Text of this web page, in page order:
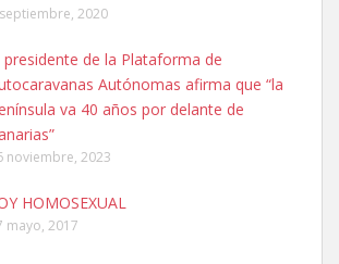
una ninfa papillera, asustada tiene miedo a la
la zon...
Canaria
6.7.2025
2020
presidente de la Plataforma de
Autónomas afirma que “la
va 40 años por delante de
noviembre, 2023
HOMOSEXUAL
mayo, 2017